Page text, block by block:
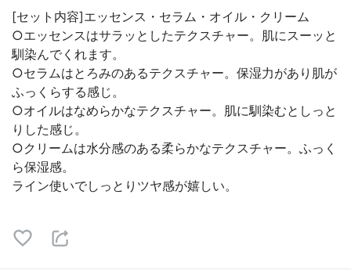
[セット内容]エッセンス・セラム・オイル・クリーム
○エッセンスはサラッとしたテクスチャー。肌にスーッと
馴染んでくれます。
○セラムはとろみのあるテクスチャー。保湿力があり肌が
ふっくらする感じ。
○オイルはなめらかなテクスチャー。肌に馴染むとしっと
りした感じ。
○クリームは水分感のある柔らかなテクスチャー。ふっく
ら保湿感。
ライン使いでしっとりツヤ感が嬉しい。